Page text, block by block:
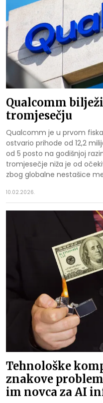
Qualcomm
tromjesečju
Qualcomm je u prvom
ostvario prihode od 12,2
od 5 posto na godišnjoj
tromjesečje niža je od
zbog globalne nestašice
10.02.2026.
Tehnološke
znakove
im novca za AI